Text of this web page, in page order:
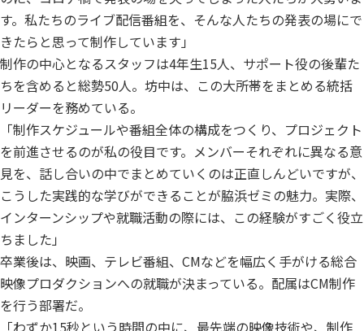
す。私たちのライブ配信番組を、そんな人たちの発表の場にで
きたらと思って制作しています」
制作の中心となるスタッフは4年生15人、サポート役の後輩た
ちを含めると総勢50人。坊中は、この大所帯をまとめる統括
リーダーを務めている。
「制作スケジュールや番組全体の構成をつくり、プロジェクト
を前進させるのが私の役目です。メンバーそれぞれに異なる意
見を、話し合いの中でまとめていくのは正直しんどいですが、
こうした実践的な学びができることが脇浜ゼミの魅力。実際、
インターンシップや就職活動の際には、この経験がすごく役立
ちました」
卒業後は、映画、テレビ番組、CMなどを幅広く手がける総合
映像プロダクションへの就職が決まっている。配属はCM制作
を行う部署だ。
「わずか15秒という時間の中に、最先端の映像技術や、制作